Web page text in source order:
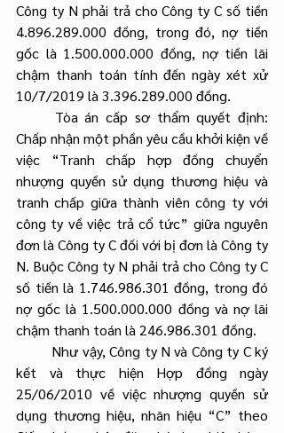
Công ty N phải trả cho Công ty C số tiền
4.896.289.000 đồng, trong đó, nợ tiền
gốc là 1.500.000.000 đồng, nợ tiền lãi
chậm thanh toán tính đến ngày xét xử
10/7/2019 là 3.396.289.000 đồng.
Chấp nhận một phần yêu cầu khởi kiện về
việc “Tranh chấp hợp đồng chuyển
nhượng quyền sử dụng thương hiệu và
tranh chấp giữa thành viên công ty với
công ty về việc trả cổ tức” giữa nguyên
đơn là Công ty C đối với bị đơn là Công ty
N. Buộc Công ty N phải trả cho Công ty C
số tiền là 1.746.986.301 đồng, trong đó
nợ gốc là 1.500.000.000 đồng và nợ lãi
chậm thanh toán là 246.986.301 đồng.
kết và thực hiện Hợp đồng ngày
25/06/2010 về việc nhượng quyền sử
dụng thương hiệu, nhãn hiệu “C” theo